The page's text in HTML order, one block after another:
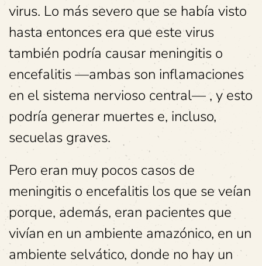
virus. Lo más severo que se había visto
hasta entonces era que este virus
también podría causar meningitis o
encefalitis —ambas son inflamaciones
en el sistema nervioso central— , y esto
podría generar muertes e, incluso,
secuelas graves.
Pero eran muy pocos casos de
meningitis o encefalitis los que se veían
porque, además, eran pacientes que
vivían en un ambiente amazónico, en un
ambiente selvático, donde no hay un